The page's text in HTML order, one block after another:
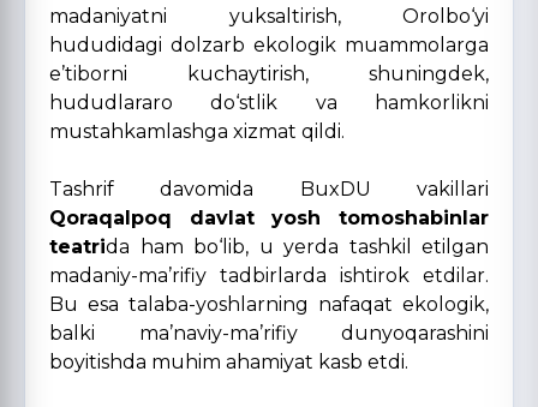
madaniyatni yuksaltirish, Orolbo‘yi
hududidagi dolzarb ekologik muammolarga
e’tiborni kuchaytirish, shuningdek,
hududlararo do‘stlik va hamkorlikni
mustahkamlashga xizmat qildi.
Tashrif davomida BuxDU vakillari
Qoraqalpoq davlat yosh tomoshabinlar
teatrida ham bo‘lib, u yerda tashkil etilgan
madaniy-ma’rifiy tadbirlarda ishtirok etdilar.
Bu esa talaba-yoshlarning nafaqat ekologik,
balki ma’naviy-ma’rifiy dunyoqarashini
boyitishda muhim ahamiyat kasb etdi.